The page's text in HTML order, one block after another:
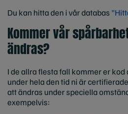
Du kan hitta den i vår databas
Kommer vår
ändras?
I de allra flesta fall kommer er
under hela den tid ni är
att ändras under speciella
exempelvis: